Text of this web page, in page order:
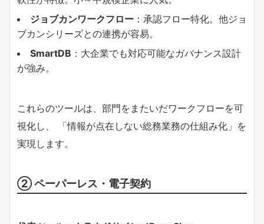
ジョブカンワークフロー ：承認フロー特化。他ジョ
ブカンシリーズとの連携が容易。
SmartDB ：大企業でも対応可能なガバナンス設計
が強み。
これらのツールは、部門をまたいだワークフローを可
視化し、 「情報が点在しない総務業務の仕組み化」を
実現します。
② ペーパーレス・電子契約